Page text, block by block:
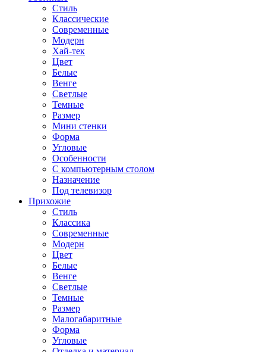
Стиль
Классические
Современные
Модерн
Хай-тек
Цвет
Белые
Венге
Светлые
Темные
Размер
Мини стенки
Форма
Угловые
Особенности
С компьютерным столом
Назначение
Под телевизор
Прихожие
Стиль
Классика
Современные
Модерн
Цвет
Белые
Венге
Светлые
Темные
Размер
Малогабаритные
Форма
Угловые